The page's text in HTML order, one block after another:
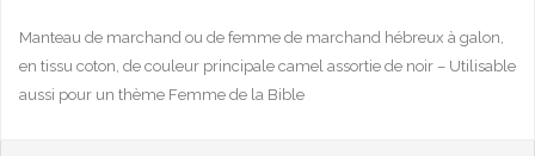
Manteau de marchand ou de femme de marchand hébreux à galon,
en tissu coton, de couleur principale camel assortie de noir – Utilisable
aussi pour un thème Femme de la Bible